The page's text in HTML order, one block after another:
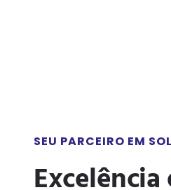
SEU PARCEIRO EM